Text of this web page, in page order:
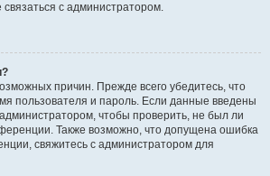
с администратором.
причин. Прежде всего убедитесь, что
пользователя и пароль. Если данные введены
чтобы проверить, не был ли
Также возможно, что допущена ошибка
свяжитесь с администратором для